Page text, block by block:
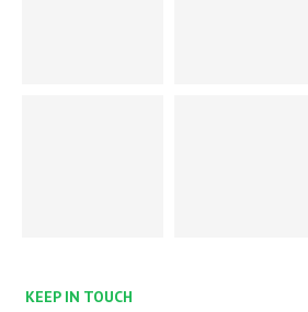
KEEP IN TOUCH